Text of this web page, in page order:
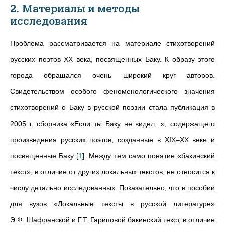
2. Материалы и методы
исследования
Проблема рассматривается на материале стихотворений
русских поэтов ХХ века, посвященных Баку. К образу этого
города обращался очень широкий круг авторов.
Свидетельством особого феноменологического значения
стихотворений о Баку в русской поэзии стала публикация в
2005 г. сборника «Если ты Баку не видел...», содержащего
произведения русских поэтов, созданные в ХIХ–ХХ веке и
посвященные Баку [1] . Между тем само понятие «бакинский
текст», в отличие от других локальных текстов, не относится к
числу детально исследованных. Показательно, что в пособии
для вузов «Локальные тексты в русской литературе»
Э.Ф. Шафранской и Г.Т. Гариповой бакинский текст, в отличие